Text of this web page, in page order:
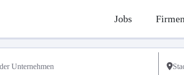
Jobs Firmen